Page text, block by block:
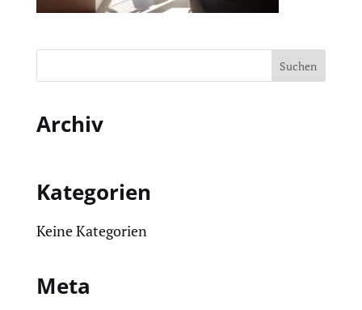
Archiv
Kategorien
Keine Kategorien
Meta